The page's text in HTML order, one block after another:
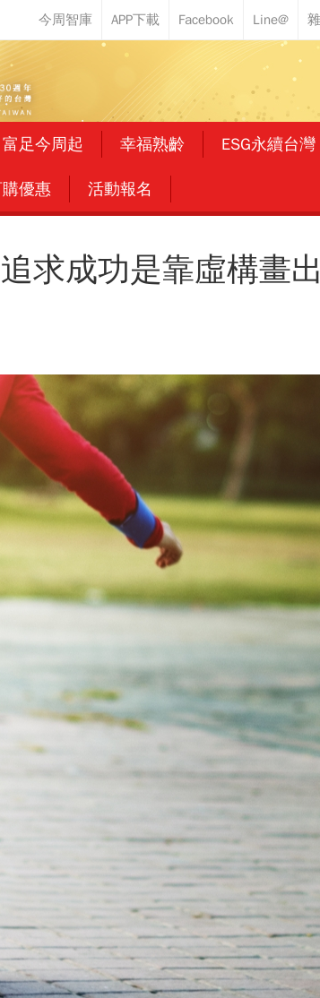
富足今周起 幸福熟齡 ESG永續台灣
優惠 活動報名
求成功是靠虛構畫出